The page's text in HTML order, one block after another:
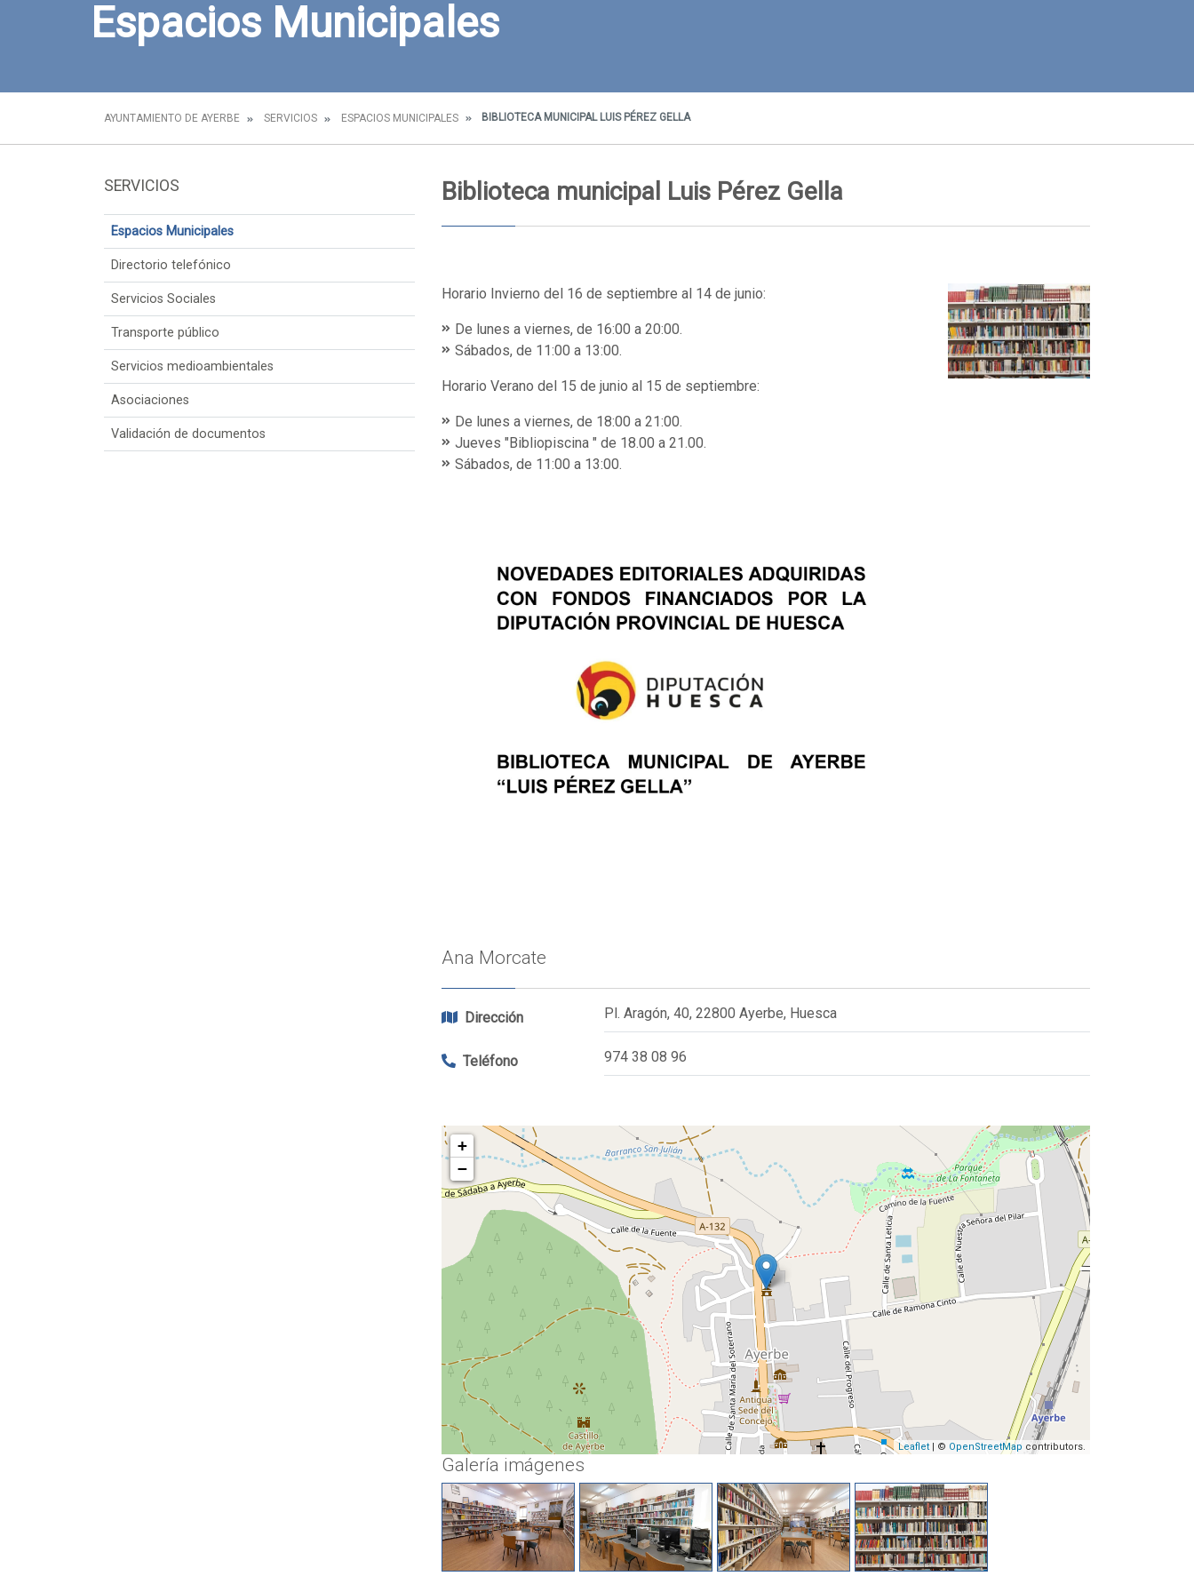
Espacios Municipales
AYUNTAMIENTO DE AYERBE SERVICIOS ESPACIOS MUNICIPALES BIBLIOTECA MUNICIPAL LUIS PÉREZ GELLA
SERVICIOS
Espacios Municipales
Directorio telefónico
Servicios Sociales
Transporte público
Servicios medioambientales
Asociaciones
Validación de documentos
Biblioteca municipal Luis Pérez Gella
Horario Invierno del 16 de septiembre al 14 de junio:
De lunes a viernes, de 16:00 a 20:00.
Sábados, de 11:00 a 13:00.
Horario Verano del 15 de junio al 15 de septiembre:
De lunes a viernes, de 18:00 a 21:00.
Jueves "Bibliopiscina " de 18.00 a 21.00.
Sábados, de 11:00 a 13:00.
Ana Morcate
Dirección Pl. Aragón, 40, 22800 Ayerbe, Huesca
Teléfono 974 38 08 96
+
−
Leaflet | © OpenStreetMap contributors.
Galería imágenes